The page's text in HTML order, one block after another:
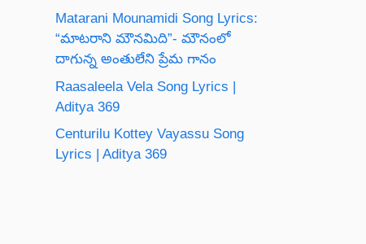
Matarani Mounamidi Song Lyrics:
“మాటరాని మౌనమిది”- మౌనంలో
దాగున్న అంతులేని ప్రేమ గానం
Raasaleela Vela Song Lyrics |
Aditya 369
Centurilu Kottey Vayassu Song
Lyrics | Aditya 369